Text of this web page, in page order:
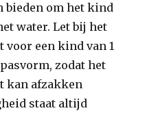
bieden om het kind
water. Let bij het
voor een kind van 1
zodat het
kan afzakken
staat altijd